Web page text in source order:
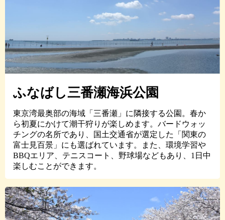
ふなばし三番瀬海浜公園
東京湾最奥部の海域「三番瀬」に隣接する公園。春か
ら初夏にかけて潮干狩りが楽しめます。バードウォッ
チングの名所であり、国土交通省が選定した「関東の
富士見百景」にも選ばれています。また、環境学習や
BBQエリア、テニスコート、野球場などもあり、1日中
楽しむことができます。